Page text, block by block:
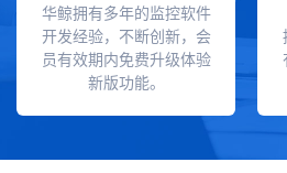
华鲸拥有多年的监控软件
开发经验，不断创新，会
员有效期内免费升级体验
新版功能。